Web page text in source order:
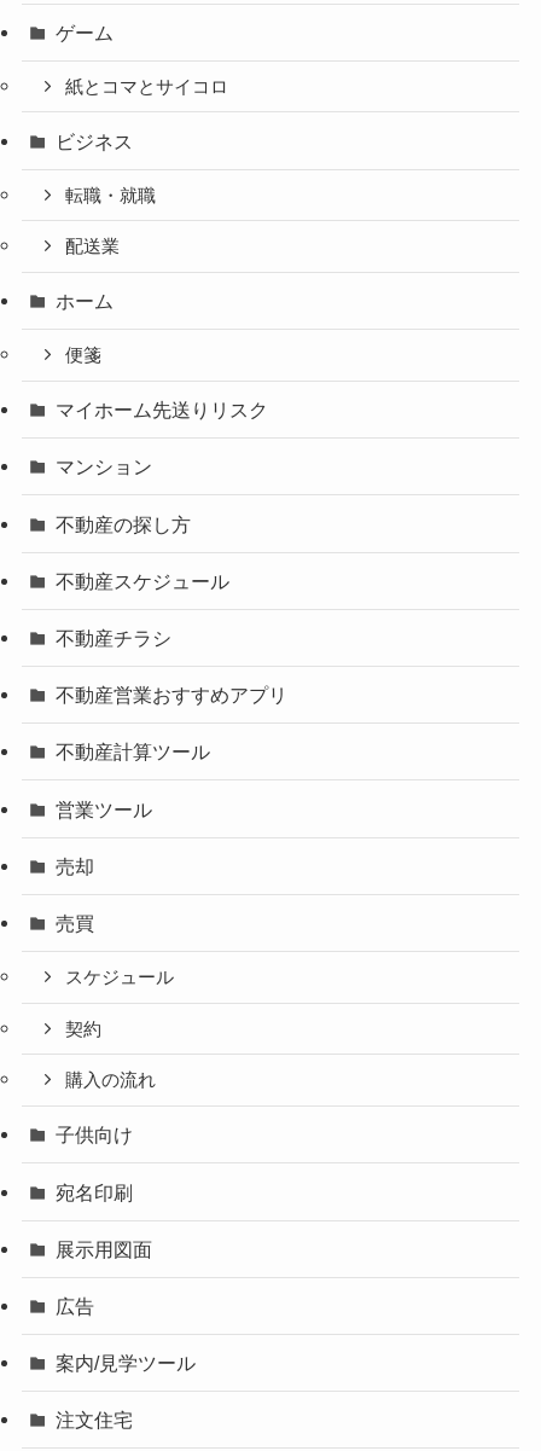
ゲーム
紙とコマとサイコロ
ビジネス
転職・就職
配送業
ホーム
便箋
マイホーム先送りリスク
マンション
不動産の探し方
不動産スケジュール
不動産チラシ
不動産営業おすすめアプリ
不動産計算ツール
営業ツール
売却
売買
スケジュール
契約
購入の流れ
子供向け
宛名印刷
展示用図面
広告
案内/見学ツール
注文住宅